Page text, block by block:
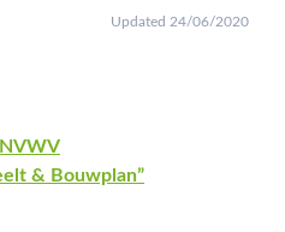
Updated 24/06/2020
& Bouwplan”